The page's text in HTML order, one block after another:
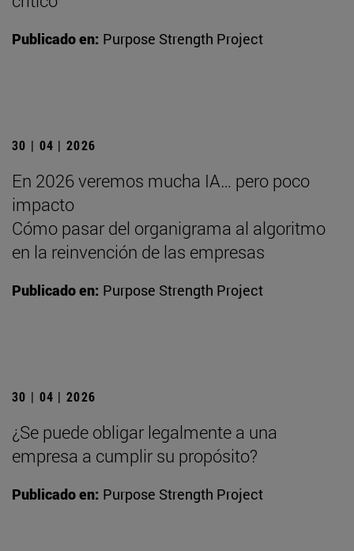
Publicado en: Purpose Strength Project
30 | 04 | 2026
En 2026 veremos mucha IA… pero poco
impacto
Cómo pasar del organigrama al algoritmo
en la reinvención de las empresas
Publicado en: Purpose Strength Project
30 | 04 | 2026
¿Se puede obligar legalmente a una
empresa a cumplir su propósito?
Publicado en: Purpose Strength Project